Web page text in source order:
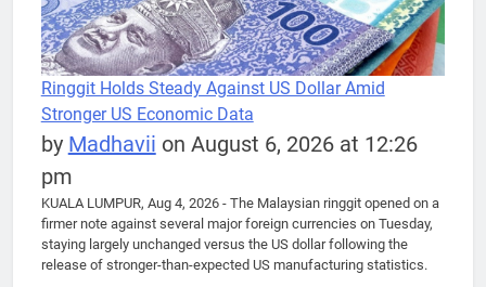
Ringgit Holds Steady Against US Dollar Amid
Stronger US Economic Data
by Madhavii on August 6, 2026 at 12:26
pm
KUALA LUMPUR, Aug 4, 2026 - The Malaysian ringgit opened on a
firmer note against several major foreign currencies on Tuesday,
staying largely unchanged versus the US dollar following the
release of stronger-than-expected US manufacturing statistics.